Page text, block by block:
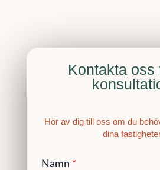
Kontakta oss
Hör av dig till oss om du
dina
Namn *